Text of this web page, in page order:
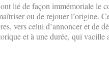
lié de façon immémoriale le
ou de rejouer l’origine.
vers celui d’annoncer et de
et à une durée, qui vacille